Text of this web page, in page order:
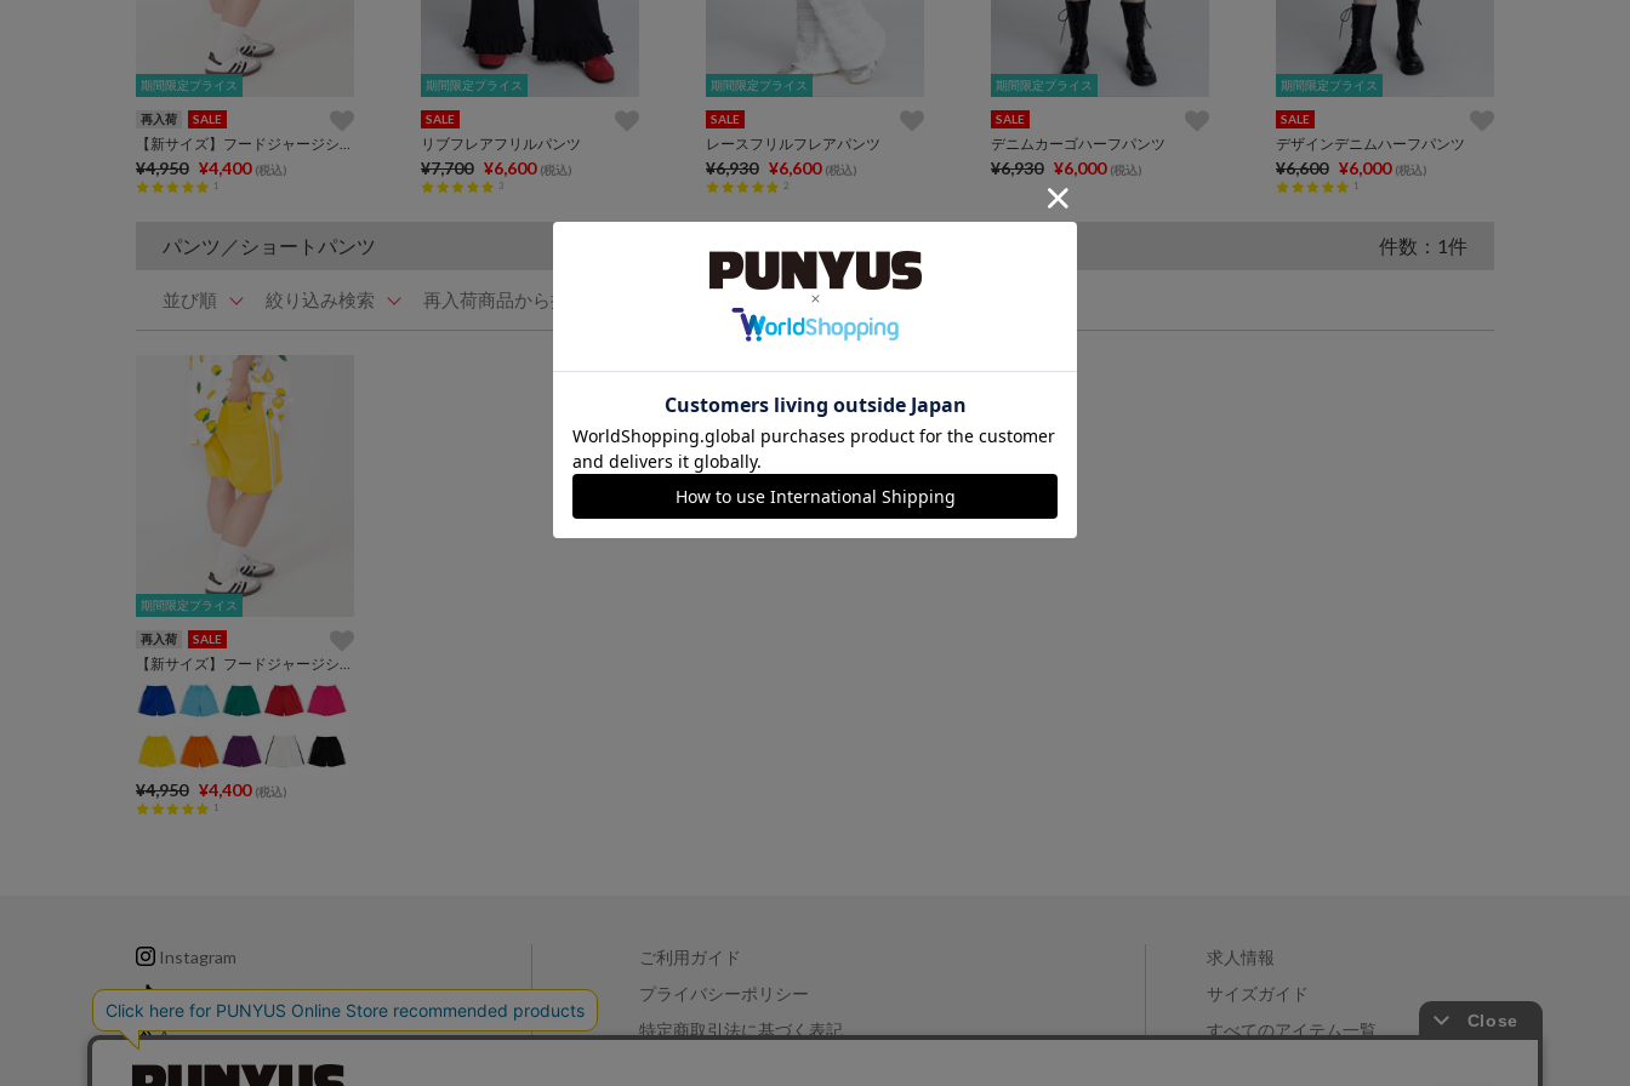
期間限定プライス
期間限定プライス
再入荷 SALE
【新サイズ】フードジャージショートパンツ
¥4,950 ¥4,400 (税込)
1
期間限定プライス
期間限定プライス
SALE
リブフレアフリルパンツ
¥7,700 ¥6,600 (税込)
3
期間限定プライス
期間限定プライス
SALE
レースフリルフレアパンツ
¥6,930 ¥6,600 (税込)
2
期間限定プライス
期間限定プライス
SALE
デニムカーゴハーフパンツ
¥6,930 ¥6,000 (税込)
期間限定プライス
期間限定プライス
SALE
デザインデニムハーフパンツ
¥6,600 ¥6,000 (税込)
1
パンツ／ショートパンツ 件数：1件
並び順 絞り込み検索 再入荷商品から探す
期間限定プライス
期間限定プライス
再入荷 SALE
【新サイズ】フードジャージショートパンツ
¥4,950 ¥4,400 (税込)
1
Instagram
TikTok
X
LINE
ご利用ガイド
プライバシーポリシー
特定商取引法に基づく表記
求人情報
サイズガイド
すべてのアイテム一覧